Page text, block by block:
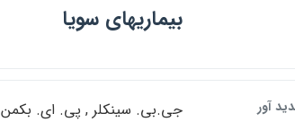
بيماريهاي سويا
آور جي.بي. سينكلر , پي. اي. بكمن